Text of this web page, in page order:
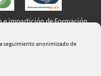
seguimiento anonimizado de
e impartición de Formación